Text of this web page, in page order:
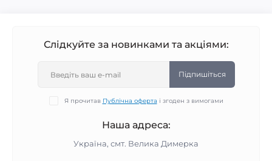
Слідкуйте за новинками та акціями:
Підпишіться
Я прочитав Публічна оферта і згоден з вимогами
Наша адреса:
Україна, смт. Велика Димерка